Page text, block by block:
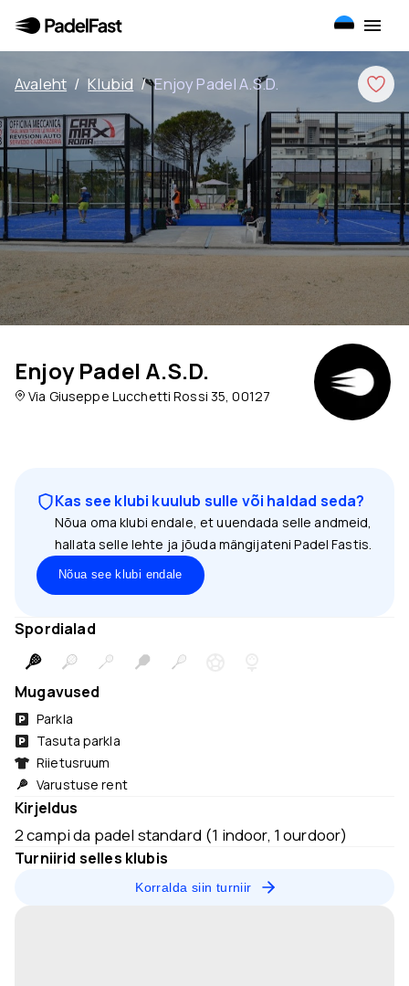
Avaleht / Klubid / Enjoy Padel A.S.D.
Enjoy Padel A.S.D.
Via Giuseppe Lucchetti Rossi 35, 00127
Kas see klubi kuulub sulle või haldad seda?
Nõua oma klubi endale, et uuendada selle andmeid,
hallata selle lehte ja jõuda mängijateni Padel Fastis.
Nõua see klubi endale
Spordialad
Mugavused
Parkla
Tasuta parkla
Riietusruum
Varustuse rent
Kirjeldus
2 campi da padel standard (1 indoor, 1 ourdoor)
Turniirid selles klubis
Korralda siin turniir